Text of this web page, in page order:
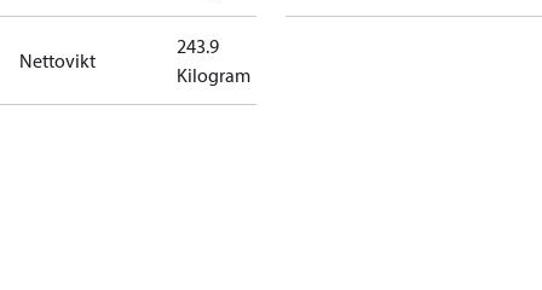
Nettovikt
243.9
Kilogram